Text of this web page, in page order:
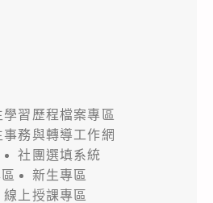
學習歷程檔案專區
事務與轉導工作網
社團選填系統
新生專區
線上授課專區